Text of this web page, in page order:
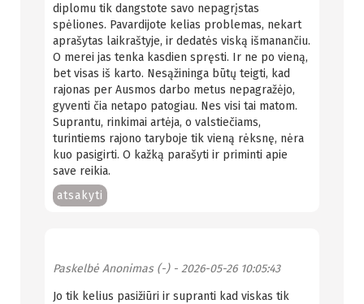
diplomu tik dangstote savo nepagrįstas
spėliones. Pavardijote kelias problemas, nekart
aprašytas laikraštyje, ir dedatės viską išmanančiu.
O merei jas tenka kasdien spręsti. Ir ne po vieną,
bet visas iš karto. Nesąžininga būtų teigti, kad
rajonas per Ausmos darbo metus nepagražėjo,
gyventi čia netapo patogiau. Nes visi tai matom.
Suprantu, rinkimai artėja, o valstiečiams,
turintiems rajono taryboje tik vieną rėksnę, nėra
kuo pasigirti. O kažką parašyti ir priminti apie
save reikia.
atsakyti
Paskelbė Anonimas (-)- 2026-05-26 10:05:43
Jo tik kelius pasižiūri ir supranti kad viskas tik